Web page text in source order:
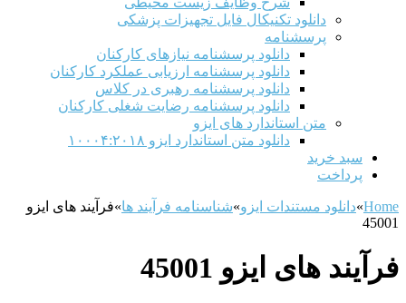
دانلود تکنیکال فایل تجهیزات پزشکی
پرسشنامه
دانلود پرسشنامه نیازهای کارکنان
دانلود پرسشنامه ارزیابی عملکرد کارکنان
دانلود پرسشنامه رهبری در کلاس
دانلود پرسشنامه رضایت شغلی کارکنان
متن استاندارد های ایزو
دانلود متن استاندارد ایزو ۱۰۰۰۴:۲۰۱۸
سبد خرید
پرداخت
Home
»دانلود مستندات ایزو»شناسنامه فرآیند ها»فرآیند های ایزو
45001
فرآیند های ایزو 45001